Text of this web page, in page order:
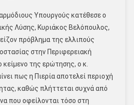
Υπουργούς κατέθεσε ο
Λύσης, Κυριάκος Βελόπουλος,
πρόβλημα της ελλιπούς
στην Περιφερειακή
κείμενο της ερώτησης, ο κ.
πως η Πιερία αποτελεί περιοχή
καθώς πλήττεται συχνά από
που οφείλονται τόσο στη